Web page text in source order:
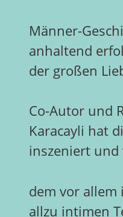
Männer-
anhaltend
der großen
Co-Autor und
Karacayli hat
inszeniert und
dem vor
allzu intimen